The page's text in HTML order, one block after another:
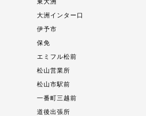
東大洲
大洲インター口
伊予市
保免
エミフル松前
松山営業所
松山市駅前
一番町三越前
道後出張所